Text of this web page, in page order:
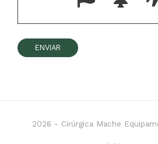
2026 - Cirúrgica Mache